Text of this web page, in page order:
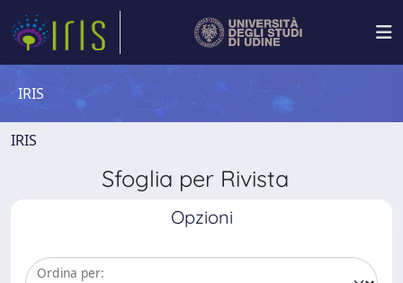
IRIS
IRIS
Sfoglia per Rivista
Opzioni
Ordina per: